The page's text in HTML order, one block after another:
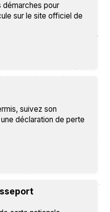
démarches pour
sur le site officiel de
suivez son
déclaration de perte